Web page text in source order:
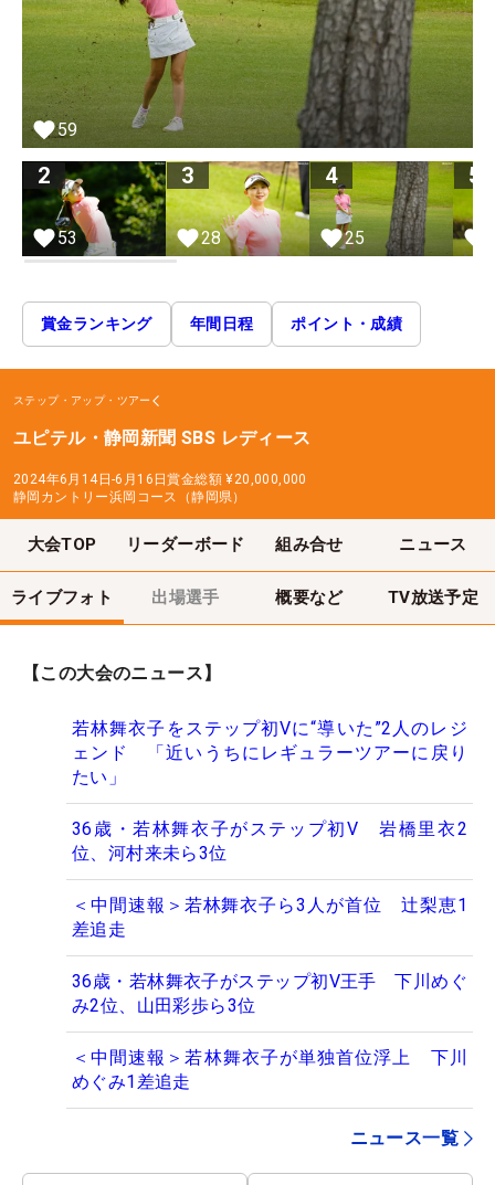
59
2
53
3
28
4
25
5
賞金ランキング 年間日程 ポイント・成績
ステップ・アップ・ツアー
ユピテル・静岡新聞 SBS レディース
2024年6月14日-6月16日賞金総額 ¥20,000,000
静岡カントリー浜岡コース（静岡県）
大会TOP リーダーボード 組み合せ ニュース
ライブフォト 出場選手 概要など TV放送予定
【この大会のニュース】
若林舞衣子をステップ初Vに“導いた”2人のレジ
ェンド 「近いうちにレギュラーツアーに戻り
たい」
36歳・若林舞衣子がステップ初V 岩橋里衣2
位、河村来未ら3位
＜中間速報＞若林舞衣子ら3人が首位 辻梨恵1
差追走
36歳・若林舞衣子がステップ初V王手 下川めぐ
み2位、山田彩歩ら3位
＜中間速報＞若林舞衣子が単独首位浮上 下川
めぐみ1差追走
ニュース一覧